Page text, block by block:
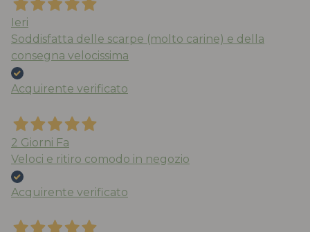
Ieri
Soddisfatta delle scarpe (molto carine) e della
consegna velocissima
Acquirente verificato
2 Giorni Fa
Veloci e ritiro comodo in negozio
Acquirente verificato